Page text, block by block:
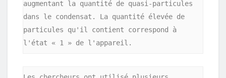
augmentant la quantité de quasi-particules
dans le condensat. La quantité élevée de
particules qu'il contient correspond à
l'état « 1 » de l'appareil.